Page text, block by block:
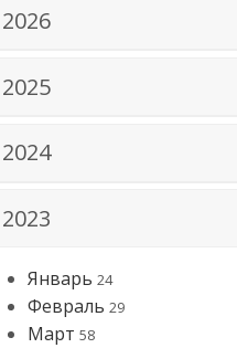
2026
2025
2024
2023
Январь 24
Февраль 29
Март 58